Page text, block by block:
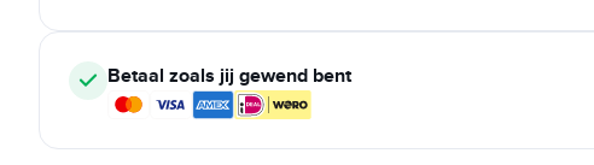
Betaal zoals jij gewend bent